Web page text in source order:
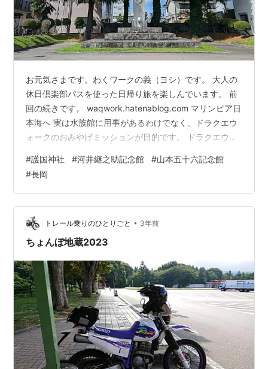
お元気さまです。わくワークの義（ヨシ）です。 大人の
休日倶楽部パスを使った日帰り旅を楽しんでいます。 前
回の続きです。 waqwork.hatenablog.com マリンピア日
本海へ 実は水族館に用事があるわけでなく、ドラクエウ
ォークのおみやげミッションが目的です。 ドラクエウォ
川にかかっている萬代橋を渡ります。 こちらの空は曇っ
ています。 反対側の空は、綺麗な青空が広がっていま
す。 新潟大学の脇をとおり、マリンピア日本海の手前に
ある新潟護国神社に寄ってみました。 新潟縣護國神社 先
日行った長野県上田市の眞田神社にもあった茅輪があり
ます。…
#護国神社 #河井継之助記念館 #山本五十六記念館
#長岡
トレール乗りのひとりごと • 3年前
ちょんぼ地蔵2023